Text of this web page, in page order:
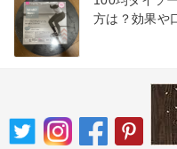
方は？効果や